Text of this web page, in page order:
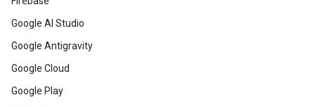
Google AI Studio
Google Antigravity
Google Cloud
Google Play